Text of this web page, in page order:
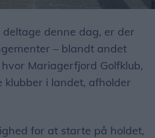
deltage denne dag, er der
– blandt andet
Mariagerfjord Golfklub,
klubber i landet, afholder
for at starte på holdet,